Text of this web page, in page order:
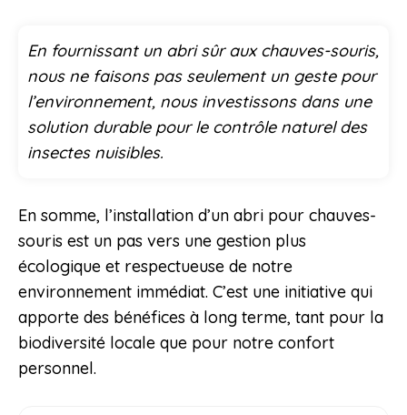
En fournissant un abri sûr aux chauves-souris,
nous ne faisons pas seulement un geste pour
l’environnement, nous investissons dans une
solution durable pour le contrôle naturel des
insectes nuisibles.
En somme, l’installation d’un abri pour chauves-
souris est un pas vers une gestion plus
écologique et respectueuse de notre
environnement immédiat. C’est une initiative qui
apporte des bénéfices à long terme, tant pour la
biodiversité locale que pour notre confort
personnel.